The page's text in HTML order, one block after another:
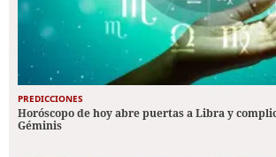
PREDICCIONES
Horóscopo de hoy abre puertas a Libra y
Géminis